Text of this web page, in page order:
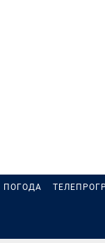
ПОГОДА